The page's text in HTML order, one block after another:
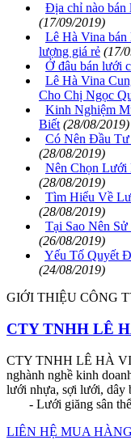
Địa chỉ nào bán
(17/09/2019)
Lê Hà Vina bán
lượng giá rẻ (17/
Ở đâu bán lưới
Lê Hà Vina
Cho Chị Ngọc
Kinh Nghiệm
Biết (28/08/2019)
Có Nên Đầu
(28/08/2019)
Nên Chọn Lưới
(28/08/2019)
Tìm Hiểu Về
(28/08/2019)
Tại Sao Nên
(26/08/2019)
Yếu Tố Quyết
(24/08/2019)
GIỚI THIỆU CÔNG
CTY TNHH LÊ
CTY TNHH LÊ HÀ
nghành nghề kinh
lưới nhựa, sợi lưới,
- Lưới giăng sân thể
LIÊN HỆ MUA HÀNG